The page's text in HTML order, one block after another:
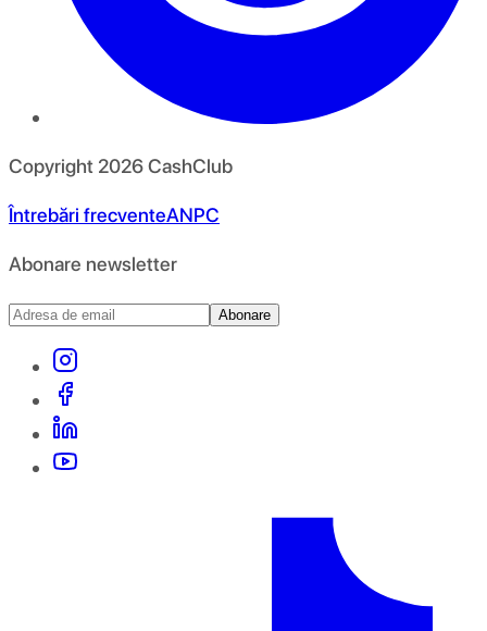
Copyright 2026CashClub
Întrebări frecventeANPC
Abonare newsletter
Abonare